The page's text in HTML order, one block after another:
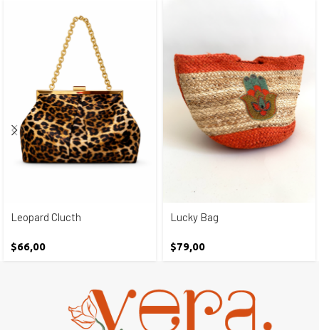
Leopard Clucth
$66,00
Lucky Bag
$79,00